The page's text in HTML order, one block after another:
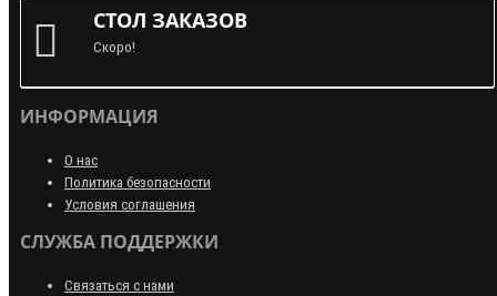
СТОЛ ЗАКАЗОВ
Скоро!
ИНФОРМАЦИЯ
О нас
Политика безопасности
Условия соглашения
СЛУЖБА ПОДДЕРЖКИ
Связаться с нами